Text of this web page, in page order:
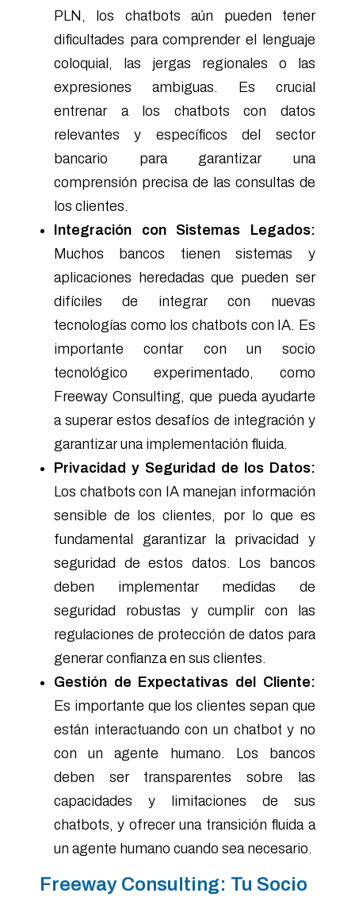
PLN, los chatbots aún pueden tener
dificultades para comprender el lenguaje
coloquial, las jergas regionales o las
expresiones ambiguas. Es crucial
entrenar a los chatbots con datos
relevantes y específicos del sector
bancario para garantizar una
comprensión precisa de las consultas de
los clientes.
Integración con Sistemas Legados:
Muchos bancos tienen sistemas y
aplicaciones heredadas que pueden ser
difíciles de integrar con nuevas
tecnologías como los chatbots con IA. Es
importante contar con un socio
tecnológico experimentado, como
Freeway Consulting, que pueda ayudarte
a superar estos desafíos de integración y
garantizar una implementación fluida.
Privacidad y Seguridad de los Datos:
Los chatbots con IA manejan información
sensible de los clientes, por lo que es
fundamental garantizar la privacidad y
seguridad de estos datos. Los bancos
deben implementar medidas de
seguridad robustas y cumplir con las
regulaciones de protección de datos para
generar confianza en sus clientes.
Gestión de Expectativas del Cliente:
Es importante que los clientes sepan que
están interactuando con un chatbot y no
con un agente humano. Los bancos
deben ser transparentes sobre las
capacidades y limitaciones de sus
chatbots, y ofrecer una transición fluida a
un agente humano cuando sea necesario.
Freeway Consulting: Tu Socio